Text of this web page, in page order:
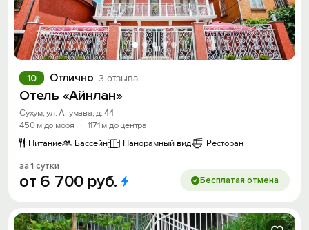
Отлично 3 отзыва
10
Отель «Айнлан»
Сухум, ул. Агумава, д. 44
450 м до моря
· 1171 м до центра
Питание
Бассейн Панорамный вид Ресторан
за 1 сутки
от 6 700 руб. Бесплатая отмена